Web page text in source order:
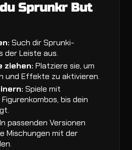
Sprunkr But
Such dir Sprunki-
der Leiste aus.
ziehen: Platziere sie, um
und Effekte zu aktivieren.
Spiele mit
bis dein
In passenden Versionen
Mischungen mit der